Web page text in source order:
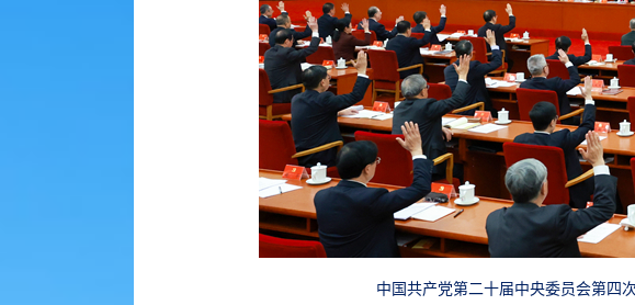
中国共产党第二十届中央委员会第四